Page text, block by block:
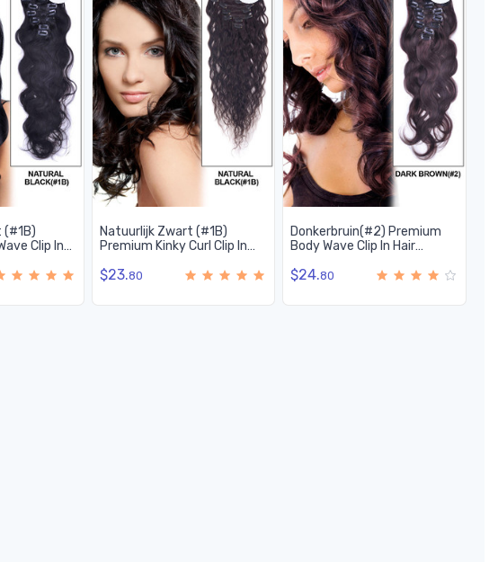
(#1B)
Clip In
Natuurlijk Zwart (#1B)
Premium Kinky Curl Clip In
$23.80
Donkerbruin(#2) Premium
Body Wave Clip In Hair
$24.80